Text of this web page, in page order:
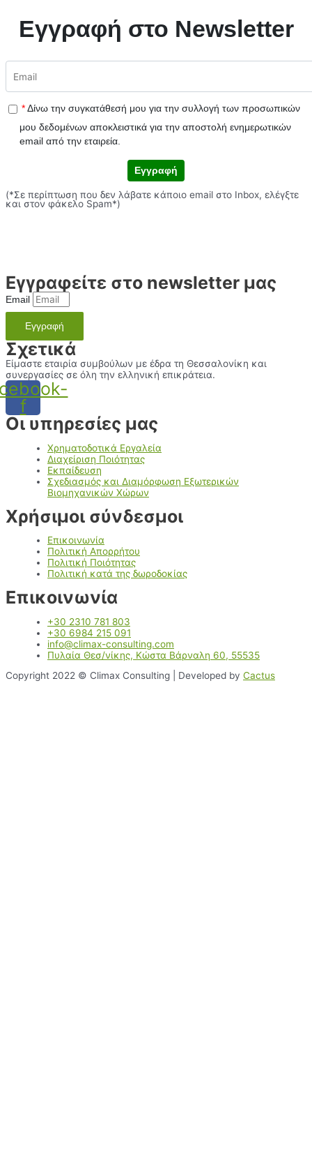
Εγγραφή στο Newsletter
* Δίνω την συγκατάθεσή μου για την συλλογή των προσωπικών
μου δεδομένων αποκλειστικά για την αποστολή ενημερωτικών
email από την εταιρεία.
Εγγραφή
(*Σε περίπτωση που δεν λάβατε κάποιο email στο Inbox, ελέγξτε
και στον φάκελο Spam*)
Εγγραφείτε στο newsletter μας
Email
Εγγραφή
Σχετικά
Είμαστε εταιρία συμβούλων με έδρα τη Θεσσαλονίκη και
συνεργασίες σε όλη την ελληνική επικράτεια.
f
Οι υπηρεσίες μας
Χρηματοδοτικά Εργαλεία
Διαχείριση Ποιότητας
Εκπαίδευση
Σχεδιασμός και Διαμόρφωση Εξωτερικών
Βιομηχανικών Χώρων
Χρήσιμοι σύνδεσμοι
Επικοινωνία
Πολιτική Απορρήτου
Πολιτική Ποιότητας
Πολιτική κατά της δωροδοκίας
Επικοινωνία
+30 2310 781 803
+30 6984 215 091
info@climax-consulting.com
Πυλαία Θεσ/νίκης, Κώστα Βάρναλη 60, 55535
Copyright 2022 © Climax Consulting | Developed by Cactus